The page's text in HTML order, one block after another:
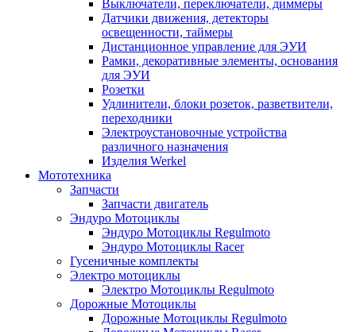
Выключатели, переключатели, диммеры
Датчики движения, детекторы
освещенности, таймеры
Дистанционное управление для ЭУИ
Рамки, декоративные элементы, основания
для ЭУИ
Розетки
Удлинители, блоки розеток, разветвители,
переходники
Электроустановочные устройства
различного назначения
Изделия Werkel
Мототехника
Запчасти
Запчасти двигатель
Эндуро Мотоциклы
Эндуро Мотоциклы Regulmoto
Эндуро Мотоциклы Racer
Гусеничные комплекты
Электро мотоциклы
Электро Мотоциклы Regulmoto
Дорожные Мотоциклы
Дорожные Мотоциклы Regulmoto